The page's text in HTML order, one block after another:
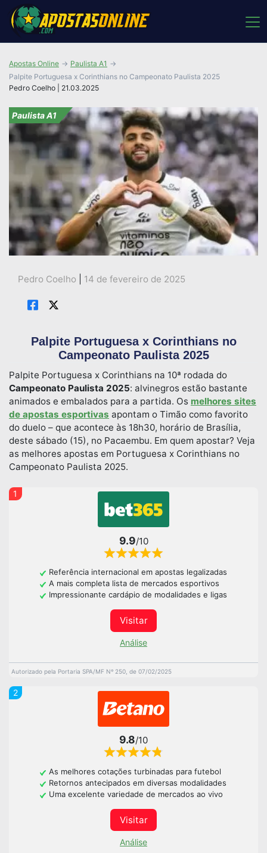
Pedro Coelho | 21.03.2025
Apostas Online
Paulista A1
Palpite Portuguesa x Corinthians no Campeonato Paulista 2025
Paulista A1
Pedro Coelho 14 de fevereiro de 2025
Palpite Portuguesa x Corinthians no
Campeonato Paulista 2025
Palpite Portuguesa x Corinthians na 10ª rodada do
Campeonato Paulista 2025: alvinegros estão bastante
animados e embalados para a partida. Os melhores sites
de apostas esportivas apontam o Timão como favorito
do duelo – que acontece às 18h30, horário de Brasília,
deste sábado (15), no Pacaembu. Em quem apostar? Veja
as melhores apostas em Portuguesa x Corinthians no
Campeonato Paulista 2025.
1
9.9/10
Referência internacional em apostas legalizadas
A mais completa lista de mercados esportivos
Impressionante cardápio de modalidades e ligas
Visitar
Análise
Autorizado pela Portaria SPA/MF Nº 250, de 07/02/2025
2
9.8/10
As melhores cotações turbinadas para futebol
Retornos antecipados em diversas modalidades
Uma excelente variedade de mercados ao vivo
Visitar
Análise